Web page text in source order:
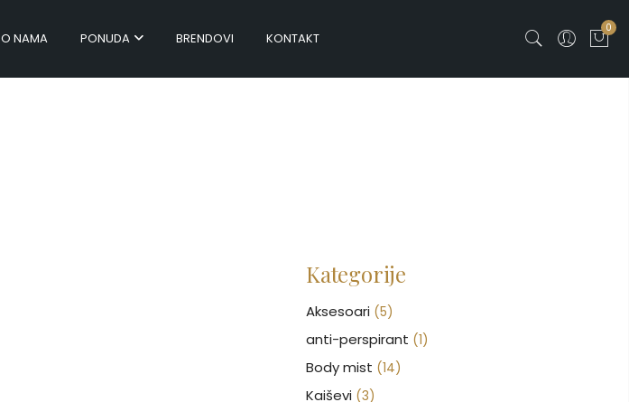
O NAMA PONUDA BRENDOVI KONTAKT
0
Kategorije
Aksesoari (5)
anti-perspirant (1)
Body mist (14)
Kaiševi (3)